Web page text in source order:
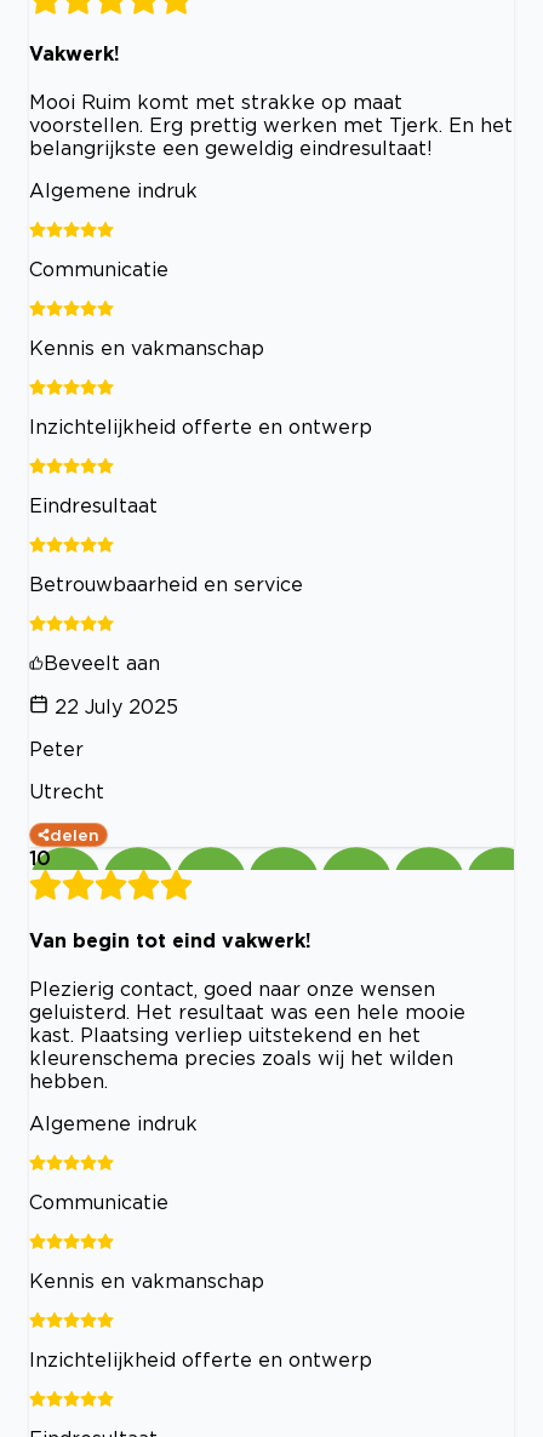
Vakwerk!
Mooi Ruim komt met strakke op maat
voorstellen. Erg prettig werken met Tjerk. En het
belangrijkste een geweldig eindresultaat!
Algemene indruk
Communicatie
Kennis en vakmanschap
Inzichtelijkheid offerte en ontwerp
Eindresultaat
Betrouwbaarheid en service
Beveelt aan
22 July 2025
Peter
Utrecht
delen
10
Van begin tot eind vakwerk!
Plezierig contact, goed naar onze wensen
geluisterd. Het resultaat was een hele mooie
kast. Plaatsing verliep uitstekend en het
kleurenschema precies zoals wij het wilden
hebben.
Algemene indruk
Communicatie
Kennis en vakmanschap
Inzichtelijkheid offerte en ontwerp